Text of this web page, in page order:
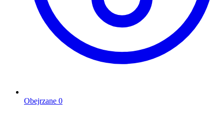
Obejrzane 0